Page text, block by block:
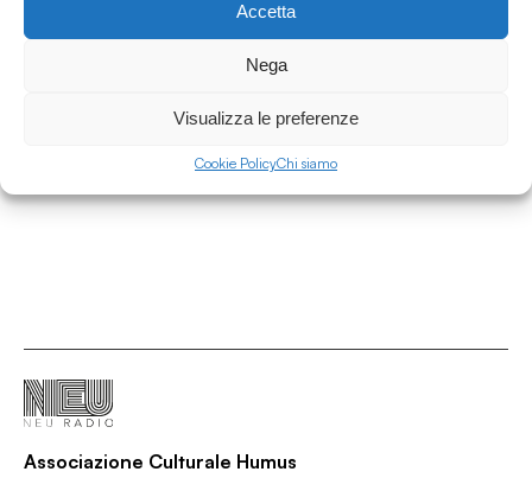
Accetta
Nega
Visualizza le preferenze
Cookie PolicyChi siamo
27.06.2026
Il parnaso ambulante 25.06.26 w/ Nico
Cultura/Lettura/Libri
Associazione Culturale Humus